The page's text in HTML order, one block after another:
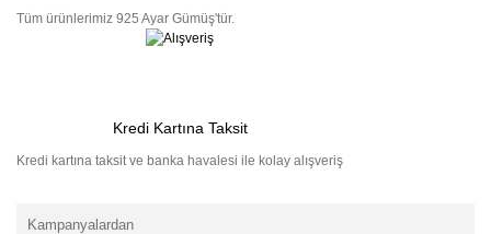
Tüm ürünlerimiz 925 Ayar Gümüş'tür.
Kredi Kartına Taksit
Kredi kartına taksit ve banka havalesi ile kolay alışveriş
Kampanyalardan